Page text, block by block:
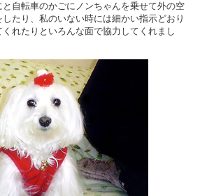
自転車のかごにノンちゃんを乗せて外の空
たり、私のいない時には細かい指示どおり
れたりといろんな面で協力してくれまし